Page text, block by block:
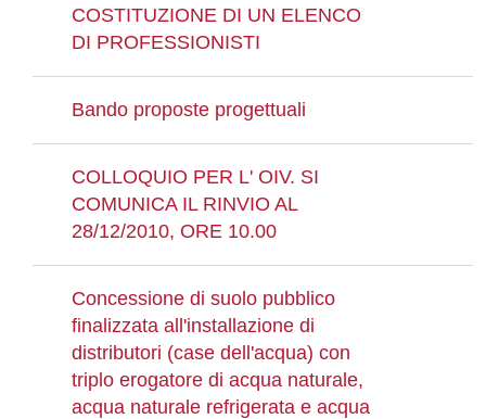
COSTITUZIONE DI UN ELENCO
DI PROFESSIONISTI
Bando proposte progettuali
COLLOQUIO PER L' OIV. SI
COMUNICA IL RINVIO AL
28/12/2010, ORE 10.00
Concessione di suolo pubblico
finalizzata all'installazione di
distributori (case dell'acqua) con
triplo erogatore di acqua naturale,
acqua naturale refrigerata e acqua